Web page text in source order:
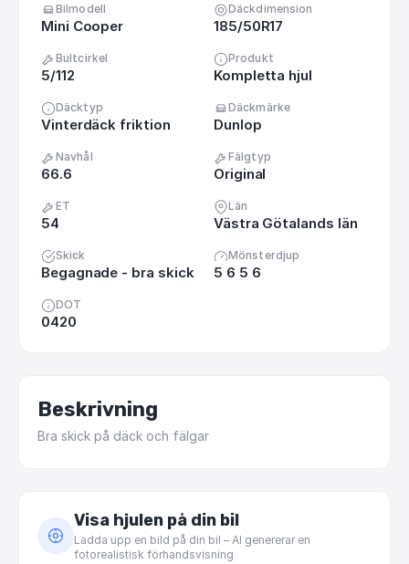
Bilmodell
Mini Cooper
Däckdimension
185/50R17
Bultcirkel
5/112
Produkt
Kompletta hjul
Däcktyp
Vinterdäck friktion
Däckmärke
Dunlop
Navhål
66.6
Fälgtyp
Original
ET
54
Län
Västra Götalands län
Skick
Begagnade - bra skick
Mönsterdjup
5 6 5 6
DOT
0420
Beskrivning
Bra skick på däck och fälgar
Visa hjulen på din bil
Ladda upp en bild på din bil – AI genererar en
fotorealistisk förhandsvisning